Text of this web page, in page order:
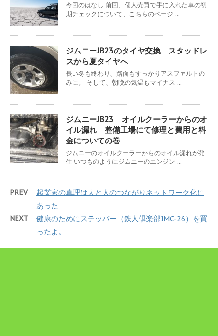
今回のはなし 前回、個人売買で手に入れた車の初
期チェックについて、こちらのページ ...
ジムニーJB23のタイヤ交換 スタッドレ
スから夏タイヤへ
長い冬も終わり、路面もすっかりアスファルトの
みに。 そして、朝晩の気温もマイナス ...
ジムニーJB23 オイルクーラーからのオ
イル漏れ 整備工場にて修理と費用と料
金についての巻
ジムニーのオイルクーラーからのオイル漏れが発
生 いつものようにジムニーのエンジン ...
PREV
起業家の真理は人と人のつながりネットワーク化に
あった
NEXT
健康のためにステッパー（鉄人倶楽部IMC-26）を買
ったよ。